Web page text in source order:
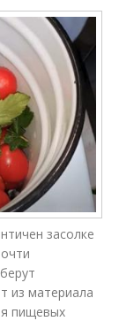
засолке
из материала
пищевых